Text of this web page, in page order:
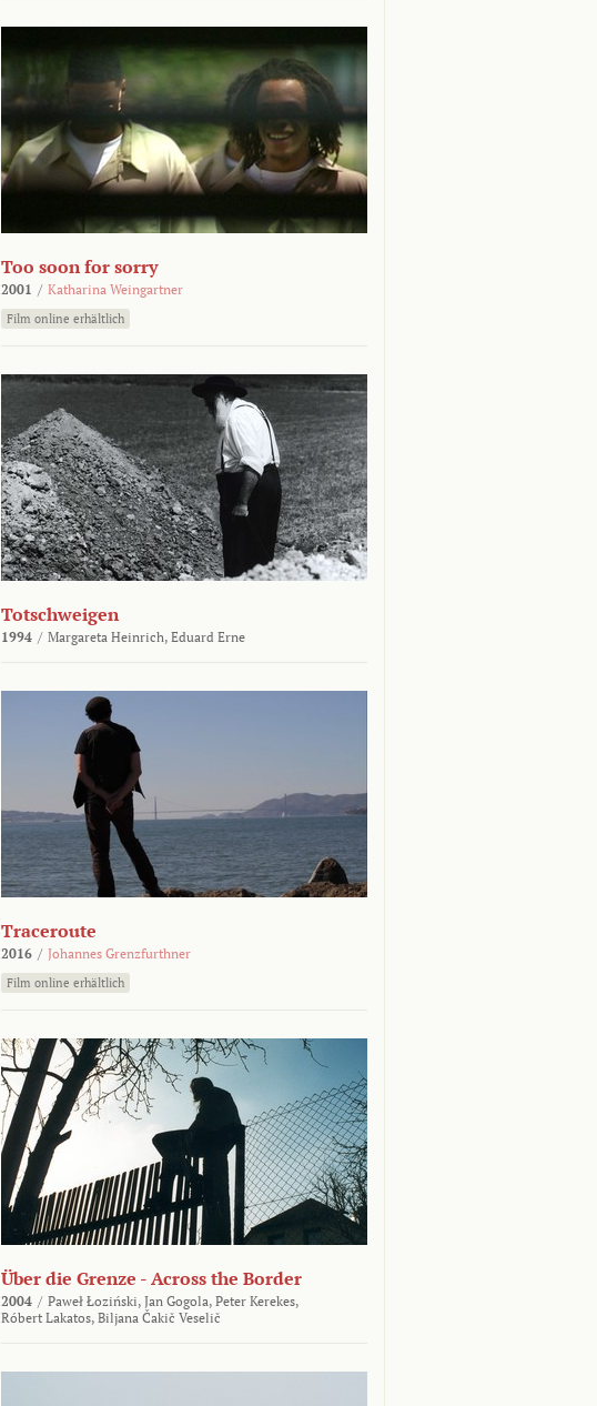
Too soon for sorry
2001 / Katharina Weingartner
Film online erhältlich
Totschweigen
1994 / Margareta Heinrich, Eduard Erne
Traceroute
2016 / Johannes Grenzfurthner
Film online erhältlich
Über die Grenze - Across the Border
2004 / Paweł Łoziński, Jan Gogola, Peter Kerekes,
Róbert Lakatos, Biljana Čakič Veselič